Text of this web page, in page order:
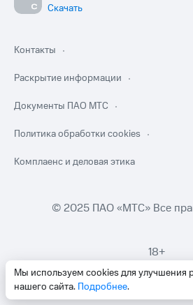
Мы используем cookies для улучшения
нашего сайта. Подробнее.
Скачать
Контакты
Раскрытие информации
Документы ПАО МТС
Политика обработки cookies
Комплаенс и деловая этика
© 2025 ПАО «МТС» Все
18+